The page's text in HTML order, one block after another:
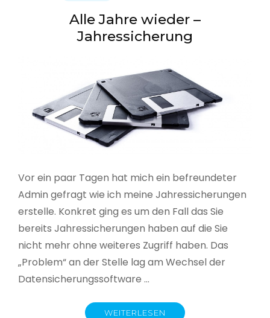
Alle Jahre wieder –
Jahressicherung
Vor ein paar Tagen hat mich ein befreundeter
Admin gefragt wie ich meine Jahressicherungen
erstelle. Konkret ging es um den Fall das Sie
bereits Jahressicherungen haben auf die Sie
nicht mehr ohne weiteres Zugriff haben. Das
„Problem“ an der Stelle lag am Wechsel der
Datensicherungssoftware …
WEITERLESEN